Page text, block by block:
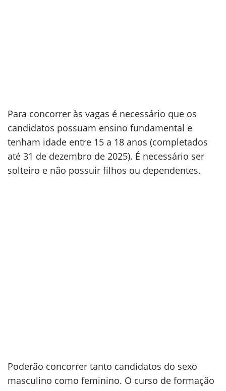
Para concorrer às vagas é necessário que os
candidatos possuam ensino fundamental e
tenham idade entre 15 a 18 anos (completados
até 31 de dezembro de 2025). É necessário ser
solteiro e não possuir filhos ou dependentes.
Poderão concorrer tanto candidatos do sexo
masculino como feminino. O curso de formação